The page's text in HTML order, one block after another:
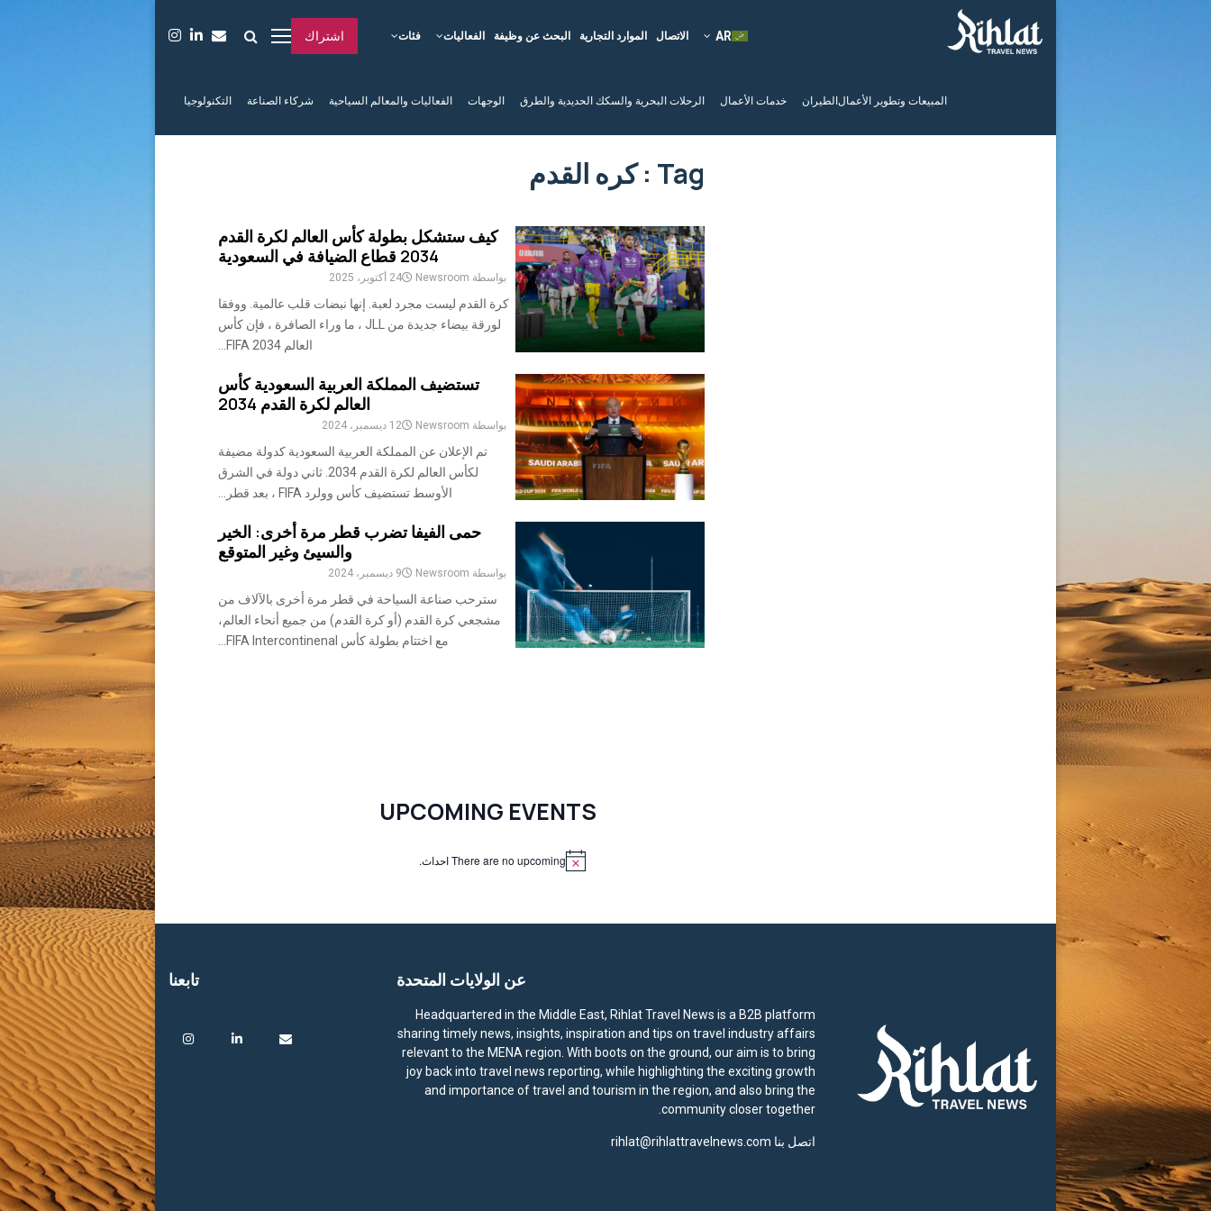
فئات الفعاليات البحث عن وظيفة الموارد التجارية الاتصال اشتراك
المبيعات وتطوير الأعمال الطيران خدمات الأعمال الرحلات البحرية والسكك الحديدية والطرق الوجهات الفعاليات والمعالم السياحية شركاء الصناعة التكنولوجيا
Tag : كره القدم
كيف ستشكل بطولة كأس العالم لكرة القدم
2034 قطاع الضيافة في السعودية
بواسطة Newsroom 24 أكتوبر، 2025
كرة القدم ليست مجرد لعبة. إنها نبضات قلب عالمية. ووفقا
لورقة بيضاء جديدة من JLL ، ما وراء الصافرة ، فإن كأس
العالم FIFA 2034...
تستضيف المملكة العربية السعودية كأس
العالم لكرة القدم 2034
بواسطة Newsroom 12 ديسمبر، 2024
تم الإعلان عن المملكة العربية السعودية كدولة مضيفة
لكأس العالم لكرة القدم 2034. ثاني دولة في الشرق
الأوسط تستضيف كأس وولرد FIFA ، بعد قطر...
حمى الفيفا تضرب قطر مرة أخرى: الخير
والسيئ وغير المتوقع
بواسطة Newsroom 9 ديسمبر، 2024
سترحب صناعة السياحة في قطر مرة أخرى بالآلاف من
مشجعي كرة القدم (أو كرة القدم) من جميع أنحاء العالم،
مع اختتام بطولة كأس FIFA Intercontinenal...
UPCOMING EVENTS
c
There are no upcoming احداث.
عن الولايات المتحدة
Headquartered in the Middle East, Rihlat Travel News is a B2B platform
sharing timely news, insights, inspiration and tips on travel industry affairs
relevant to the MENA region. With boots on the ground, our aim is to bring
joy back into travel news reporting, while highlighting the exciting growth
and importance of travel and tourism in the region, and also bring the
community closer together.
اتصل بنا rihlat@rihlattravelnews.com
تابعنا